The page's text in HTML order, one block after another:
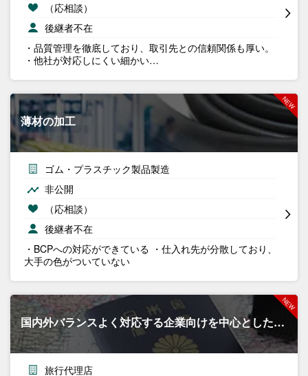
（応相談）
後継者不在
・品質管理を徹底しており、取引先との信頼関係も厚い。
・他社が対応しにくい細かい…
薄材の加工
ゴム・プラスチック製品製造
非公開
（応相談）
後継者不在
・BCPへの対応ができている ・仕入れ先が分散しており、
大手の色がついていない
国内外バランスよく対応する企業向けを中心とした…
旅行代理店